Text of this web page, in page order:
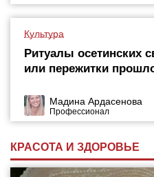
Культура
Ритуалы осетинских
или пережитки
Мадина Ардасенова
Профессионал
КРАСОТА И ЗДОРОВЬЕ